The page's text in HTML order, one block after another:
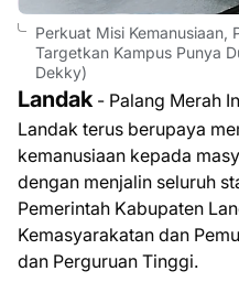
Perkuat Misi Kemanusiaan,
Targetkan Kampus Punya
Dekky)
Landak- Palang Merah
Landak terus berupaya
kemanusiaan kepada
dengan menjalin seluruh
Pemerintah Kabupaten
Kemasyarakatan dan
dan Perguruan Tinggi.